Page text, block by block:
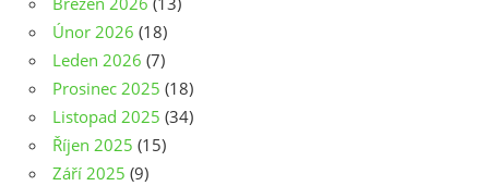
Únor 2026 (18)
Leden 2026 (7)
Prosinec 2025 (18)
Listopad 2025 (34)
Říjen 2025 (15)
Září 2025 (9)